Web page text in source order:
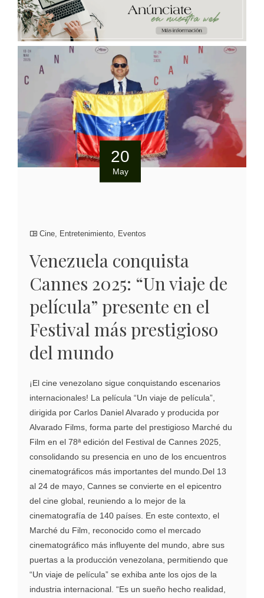
20
May
Cine Entretenimiento Eventos
Venezuela conquista
Cannes 2025: “Un viaje de
película” presente en el
Festival más prestigioso
del mundo
¡El cine venezolano sigue conquistando escenarios
internacionales! La película “Un viaje de película”,
dirigida por Carlos Daniel Alvarado y producida por
Alvarado Films, forma parte del prestigioso Marché du
Film en el 78ª edición del Festival de Cannes 2025,
consolidando su presencia en uno de los encuentros
cinematográficos más importantes del mundo.Del 13
al 24 de mayo, Cannes se convierte en el epicentro
del cine global, reuniendo a lo mejor de la
cinematografía de 140 países. En este contexto, el
Marché du Film, reconocido como el mercado
cinematográfico más influyente del mundo, abre sus
puertas a la producción venezolana, permitiendo que
“Un viaje de película” se exhiba ante los ojos de la
industria internacional. “Es un sueño hecho realidad,